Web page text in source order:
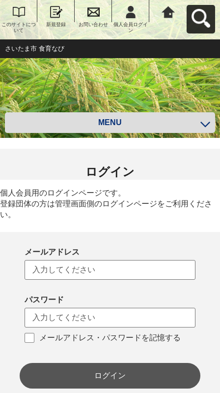
このサイトにつ
いて
新規登録 お問い合わせ
個人会員ログイ
ン
さいたま市 食育
なびへ戻る
さいたま市 食育なび
MENU
ログイン
個人会員用のログインページです。
登録団体の方は管理画面側のログインページをご利用くださ
い。
メールアドレス
パスワード
メールアドレス・パスワードを記憶する
ログイン